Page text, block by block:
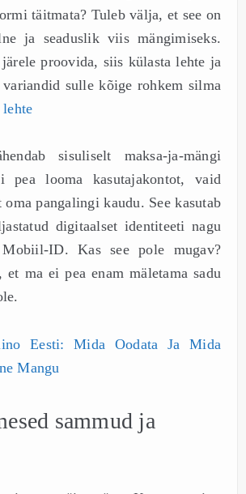
täitmata? Tuleb välja, et see on
ja seaduslik viis mängimiseks.
proovida, siis külasta lehte ja
sulle kõige rohkem silma
sisuliselt maksa-ja-mängi
pea looma kasutajakontot, vaid
oma pangalingi kaudu. See kasutab
digitaalset identiteeti nagu
ID. Kas see pole mugav?
ma ei pea enam mäletama sadu
Eesti: Mida Oodata Ja Mida
Mangu
sammud ja